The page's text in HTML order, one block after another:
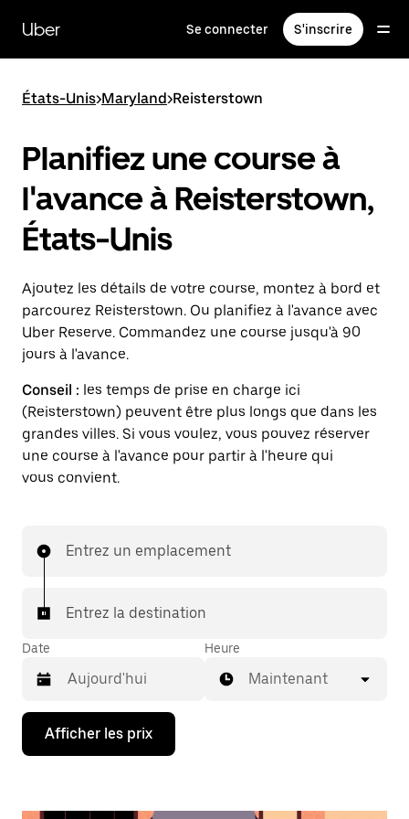
contenu
principal
Uber Se connecter S'inscrire
États-Unis>Maryland>Reisterstown
Planifiez une course à
l'avance à Reisterstown,
États-Unis
Ajoutez les détails de votre course, montez à bord et
parcourez Reisterstown. Ou planifiez à l'avance avec
Uber Reserve. Commandez une course jusqu'à 90
jours à l'avance.
Conseil : les temps de prise en charge ici
(Reisterstown) peuvent être plus longs que dans les
grandes villes. Si vous voulez, vous pouvez réserver
une course à l'avance pour partir à l'heure qui
vous convient.
Entrez un emplacement
Entrez la destination
Date
Appuyez
la
Heure
Maintenant
Afficher les prix